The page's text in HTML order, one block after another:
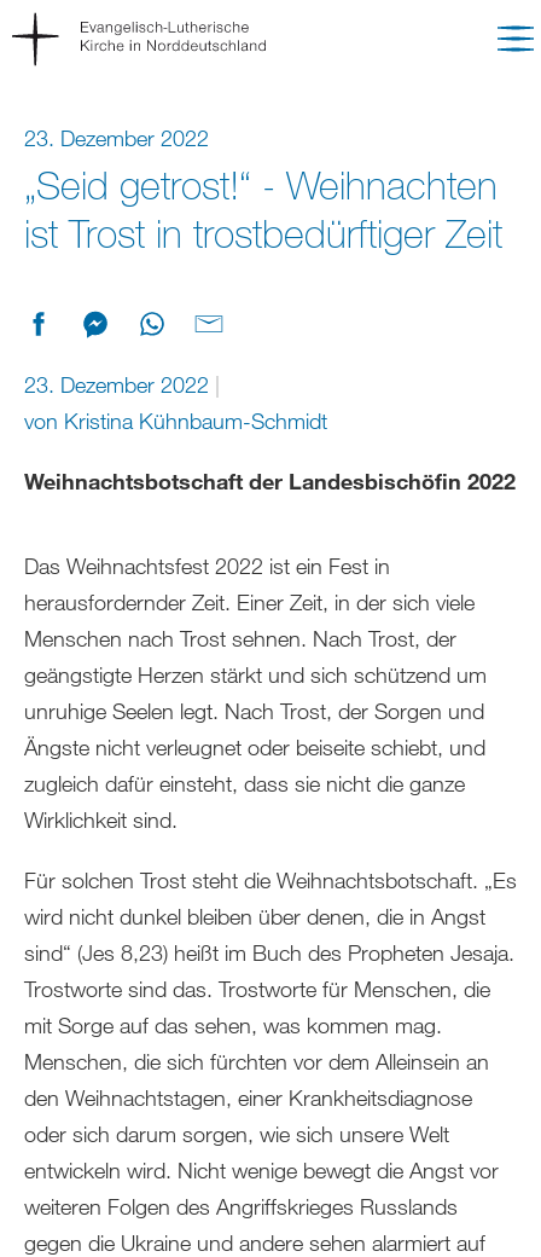
23. Dezember 2022
„Seid getrost!“ - Weihnachten
ist Trost in trostbedürftiger Zeit
23. Dezember 2022
von Kristina Kühnbaum-Schmidt
Weihnachtsbotschaft der Landesbischöfin 2022
Das Weihnachtsfest 2022 ist ein Fest in
herausfordernder Zeit. Einer Zeit, in der sich viele
Menschen nach Trost sehnen. Nach Trost, der
geängstigte Herzen stärkt und sich schützend um
unruhige Seelen legt. Nach Trost, der Sorgen und
Ängste nicht verleugnet oder beiseite schiebt, und
zugleich dafür einsteht, dass sie nicht die ganze
Wirklichkeit sind.
Für solchen Trost steht die Weihnachtsbotschaft. „Es
wird nicht dunkel bleiben über denen, die in Angst
sind“ (Jes 8,23) heißt im Buch des Propheten Jesaja.
Trostworte sind das. Trostworte für Menschen, die
mit Sorge auf das sehen, was kommen mag.
Menschen, die sich fürchten vor dem Alleinsein an
den Weihnachtstagen, einer Krankheitsdiagnose
oder sich darum sorgen, wie sich unsere Welt
entwickeln wird. Nicht wenige bewegt die Angst vor
weiteren Folgen des Angriffskrieges Russlands
gegen die Ukraine und andere sehen alarmiert auf